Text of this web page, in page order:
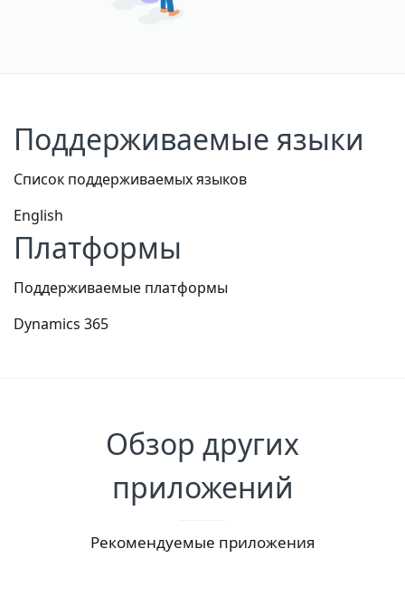
Поддерживаемые языки
Список поддерживаемых языков
English
Платформы
Поддерживаемые платформы
Dynamics 365
Обзор других
приложений
Рекомендуемые приложения